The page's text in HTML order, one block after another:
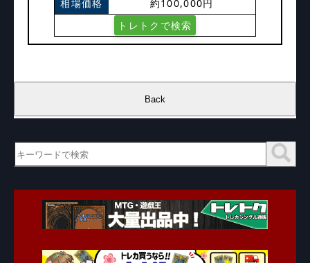
相場価格
約100,000円
トレトクで検索